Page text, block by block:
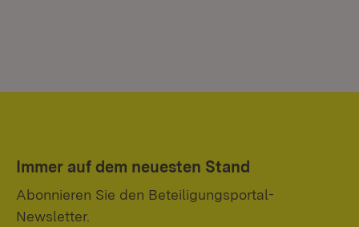
Immer auf dem neuesten Stand
Abonnieren Sie den Beteiligungsportal-
Newsletter.